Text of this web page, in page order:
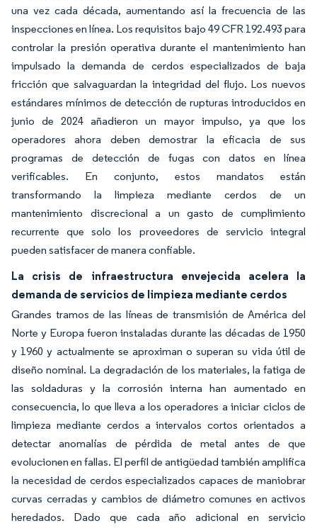
una vez cada década, aumentando así la frecuencia de las
inspecciones en línea. Los requisitos bajo 49 CFR 192.493 para
controlar la presión operativa durante el mantenimiento han
impulsado la demanda de cerdos especializados de baja
fricción que salvaguardan la integridad del flujo. Los nuevos
estándares mínimos de detección de rupturas introducidos en
junio de 2024 añadieron un mayor impulso, ya que los
operadores ahora deben demostrar la eficacia de sus
programas de detección de fugas con datos en línea
verificables. En conjunto, estos mandatos están
transformando la limpieza mediante cerdos de un
mantenimiento discrecional a un gasto de cumplimiento
recurrente que solo los proveedores de servicio integral
pueden satisfacer de manera confiable.
La crisis de infraestructura envejecida acelera la
demanda de servicios de limpieza mediante cerdos
Grandes tramos de las líneas de transmisión de América del
Norte y Europa fueron instaladas durante las décadas de 1950
y 1960 y actualmente se aproximan o superan su vida útil de
diseño nominal. La degradación de los materiales, la fatiga de
las soldaduras y la corrosión interna han aumentado en
consecuencia, lo que lleva a los operadores a iniciar ciclos de
limpieza mediante cerdos a intervalos cortos orientados a
detectar anomalías de pérdida de metal antes de que
evolucionen en fallas. El perfil de antigüedad también amplifica
la necesidad de cerdos especializados capaces de maniobrar
curvas cerradas y cambios de diámetro comunes en activos
heredados. Dado que cada año adicional en servicio